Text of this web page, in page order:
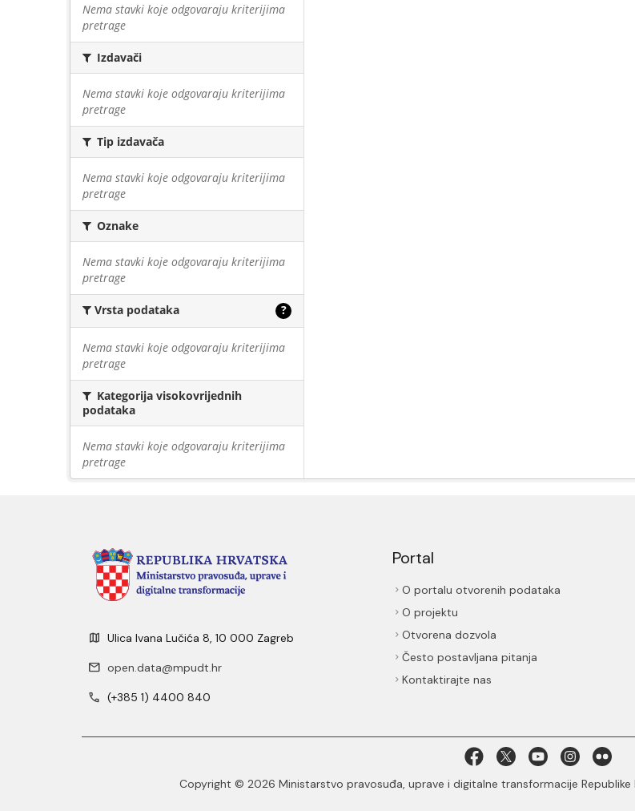
Nema stavki koje odgovaraju kriterijima
pretrage
Izdavači
Nema stavki koje odgovaraju kriterijima
pretrage
Tip izdavača
Nema stavki koje odgovaraju kriterijima
pretrage
Oznake
Nema stavki koje odgovaraju kriterijima
pretrage
Vrsta podataka ?
Nema stavki koje odgovaraju kriterijima
pretrage
Kategorija visokovrijednih
podataka
Nema stavki koje odgovaraju kriterijima
pretrage